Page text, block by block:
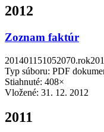
2012
Zoznam faktúr
Typ súboru: PDF
Stiahnuté: 408×
Vložené: 31. 12. 2012
2011